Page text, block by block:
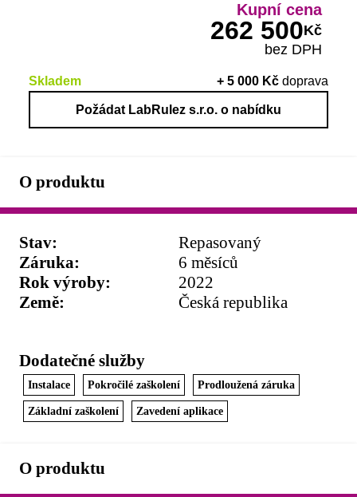
Kupní cena
262 500Kč
bez DPH
Skladem + 5 000 Kč doprava
Požádat LabRulez s.r.o. o nabídku
O produktu
Stav:
Repasovaný
Záruka:
6 měsíců
Rok výroby:
2022
Země: Česká republika
Dodatečné služby
Instalace Pokročilé zaškolení Prodloužená záruka
Základní zaškolení Zavedení aplikace
O produktu